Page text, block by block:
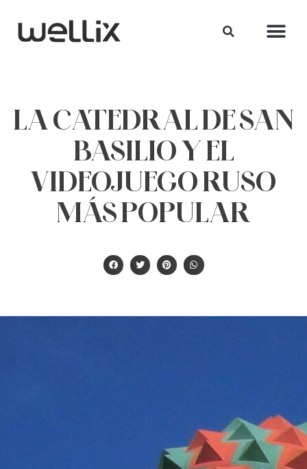
LA CATEDRAL DE SAN
BASILIO Y EL
VIDEOJUEGO RUSO
MÁS POPULAR